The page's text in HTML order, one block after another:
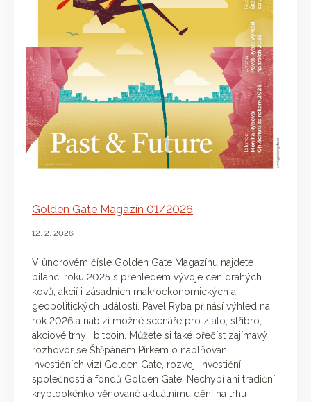
Golden Gate Magazín 01/2026
12. 2. 2026
V únorovém čísle Golden Gate Magazínu najdete
bilanci roku 2025 s přehledem vývoje cen drahých
kovů, akcií i zásadních makroekonomických a
geopolitických událostí. Pavel Ryba přináší výhled na
rok 2026 a nabízí možné scénáře pro zlato, stříbro,
akciové trhy i bitcoin. Můžete si také přečíst zajímavý
rozhovor se Štěpánem Pírkem o naplňování
investičních vizí Golden Gate, rozvoji investiční
společnosti a fondů Golden Gate. Nechybí ani tradiční
kryptookénko věnované aktuálnímu dění na trhu